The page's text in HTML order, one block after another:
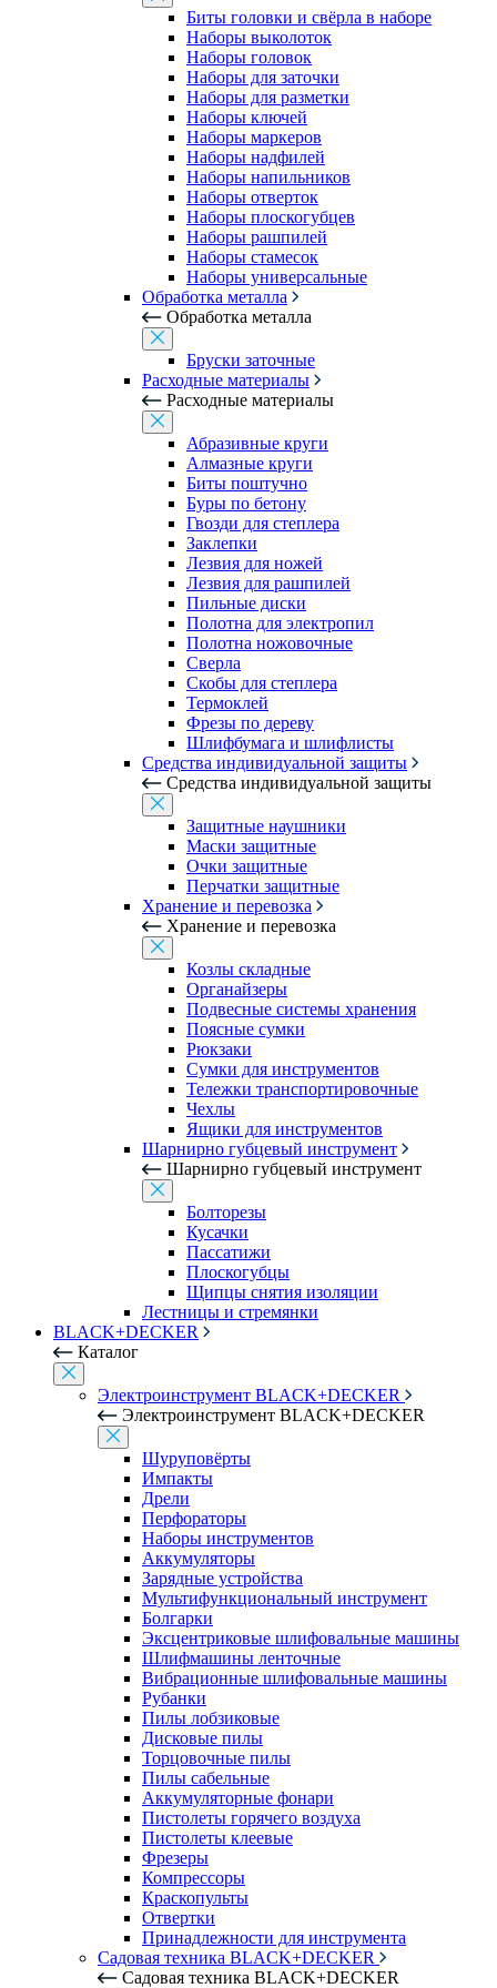
Биты головки и свёрла в наборе
Наборы выколоток
Наборы головок
Наборы для заточки
Наборы для разметки
Наборы ключей
Наборы маркеров
Наборы надфилей
Наборы напильников
Наборы отверток
Наборы плоскогубцев
Наборы рашпилей
Наборы стамесок
Наборы универсальные
Обработка металла
Обработка металла
Бруски заточные
Расходные материалы
Расходные материалы
Абразивные круги
Алмазные круги
Биты поштучно
Буры по бетону
Гвозди для степлера
Заклепки
Лезвия для ножей
Лезвия для рашпилей
Пильные диски
Полотна для электропил
Полотна ножовочные
Сверла
Скобы для степлера
Термоклей
Фрезы по дереву
Шлифбумага и шлифлисты
Средства индивидуальной защиты
Средства индивидуальной защиты
Защитные наушники
Маски защитные
Очки защитные
Перчатки защитные
Хранение и перевозка
Хранение и перевозка
Козлы складные
Органайзеры
Подвесные системы хранения
Поясные сумки
Рюкзаки
Сумки для инструментов
Тележки транспортировочные
Чехлы
Ящики для инструментов
Шарнирно губцевый инструмент
Шарнирно губцевый инструмент
Болторезы
Кусачки
Пассатижи
Плоскогубцы
Щипцы снятия изоляции
Лестницы и стремянки
BLACK+DECKER
Каталог
Электроинструмент BLACK+DECKER
Электроинструмент BLACK+DECKER
Шуруповёрты
Импакты
Дрели
Перфораторы
Наборы инструментов
Аккумуляторы
Зарядные устройства
Мультифункциональный инструмент
Болгарки
Эксцентриковые шлифовальные машины
Шлифмашины ленточные
Вибрационные шлифовальные машины
Рубанки
Пилы лобзиковые
Дисковые пилы
Торцовочные пилы
Пилы сабельные
Аккумуляторные фонари
Пистолеты горячего воздуха
Пистолеты клеевые
Фрезеры
Компрессоры
Краскопульты
Отвертки
Принадлежности для инструмента
Садовая техника BLACK+DECKER
Садовая техника BLACK+DECKER